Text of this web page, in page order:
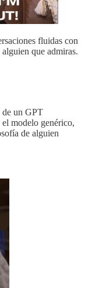
fluidas con
que admiras.
de un GPT
modelo genérico,
de alguien